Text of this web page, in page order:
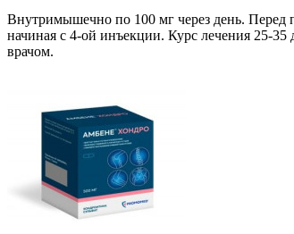
Внутримышечно по 100 мг через день. Перед
начиная с 4-ой инъекции. Курс лечения 25-
врачом.